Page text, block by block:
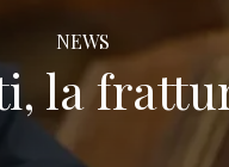
NEWS
la